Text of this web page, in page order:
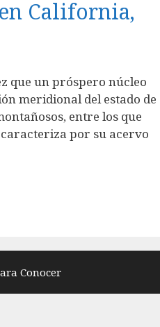
California,
que un próspero núcleo
meridional del estado de
entre los que
caracteriza por su acervo
Conocer